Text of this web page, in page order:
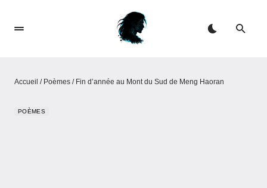
Accueil / Poèmes / Fin d’année au Mont du Sud de Meng Haoran
POÈMES